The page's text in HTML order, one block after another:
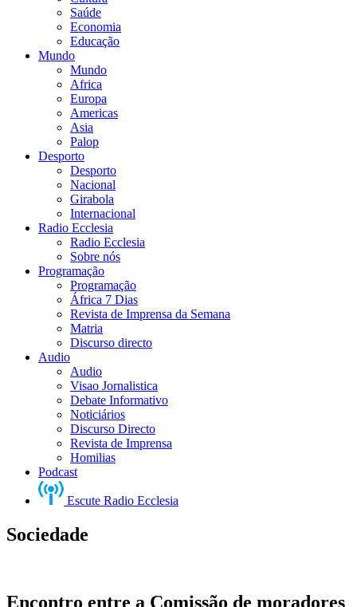
Saúde
Economia
Educação
Mundo
Mundo
Africa
Europa
Americas
Asia
Palop
Desporto
Desporto
Nacional
Girabola
Internacional
Radio Ecclesia
Radio Ecclesia
Sobre nós
Programação
Programação
África 7 Dias
Revista de Imprensa da Semana
Matria
Discurso directo
Audio
Audio
Visao Jornalistica
Debate Informativo
Noticiários
Discurso Directo
Revista de Imprensa
Homilias
Podcast
Escute Radio Ecclesia
Sociedade
Encontro entre a Comissão de moradores